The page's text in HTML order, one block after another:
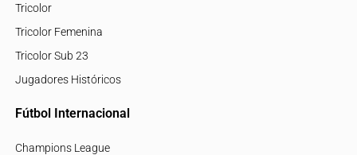
Tricolor
Tricolor Femenina
Tricolor Sub 23
Jugadores Históricos
Fútbol Internacional
Champions League